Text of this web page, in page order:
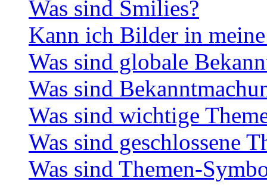
Was sind Smilies?
Kann ich Bilder in
Was sind globale
Was sind
Was sind wichtige
Was sind geschlossene
Was sind Themen-